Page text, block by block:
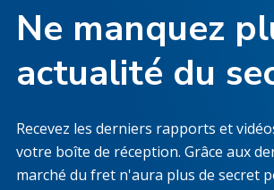
Ne manquez
actualité du
Recevez les derniers rapports et
votre boîte de réception. Grâce aux
marché du fret n'aura plus de secret